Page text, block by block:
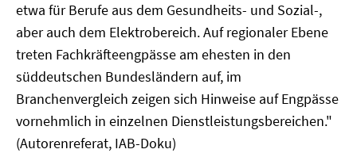
etwa für Berufe aus dem Gesundheits- und Sozial-,
aber auch dem Elektrobereich. Auf regionaler Ebene
treten Fachkräfteengpässe am ehesten in den
süddeutschen Bundesländern auf, im
Branchenvergleich zeigen sich Hinweise auf Engpässe
vornehmlich in einzelnen Dienstleistungsbereichen."
(Autorenreferat, IAB-Doku)